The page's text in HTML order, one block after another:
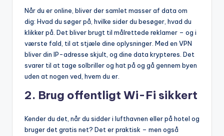
Når du er online, bliver der samlet masser af data om
dig: Hvad du søger på, hvilke sider du besøger, hvad du
klikker på. Det bliver brugt til målrettede reklamer – og i
værste fald, til at stjæle dine oplysninger. Med en VPN
bliver din IP-adresse skjult, og dine data krypteres. Det
svarer til at tage solbriller og hat på og gå gennem byen
uden at nogen ved, hvem du er.
2. Brug offentligt Wi-Fi sikkert
Kender du det, når du sidder i lufthavnen eller på hotel og
bruger det gratis net? Det er praktisk – men også